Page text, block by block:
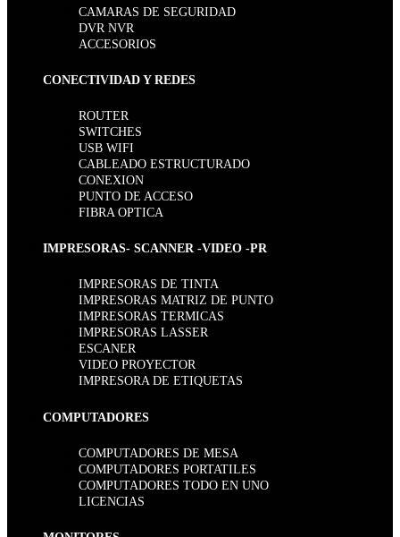
CAMARAS DE SEGURIDAD
DVR NVR
ACCESORIOS
CONECTIVIDAD Y REDES
ROUTER
SWITCHES
USB WIFI
CABLEADO ESTRUCTURADO
CONEXION
PUNTO DE ACCESO
FIBRA OPTICA
IMPRESORAS- SCANNER -VIDEO -PR
IMPRESORAS DE TINTA
IMPRESORAS MATRIZ DE PUNTO
IMPRESORAS TERMICAS
IMPRESORAS LASSER
ESCANER
VIDEO PROYECTOR
IMPRESORA DE ETIQUETAS
COMPUTADORES
COMPUTADORES DE MESA
COMPUTADORES PORTATILES
COMPUTADORES TODO EN UNO
LICENCIAS